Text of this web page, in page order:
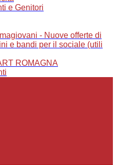
e Genitori
- Nuove offerte di
e bandi per il sociale (utili
ROMAGNA